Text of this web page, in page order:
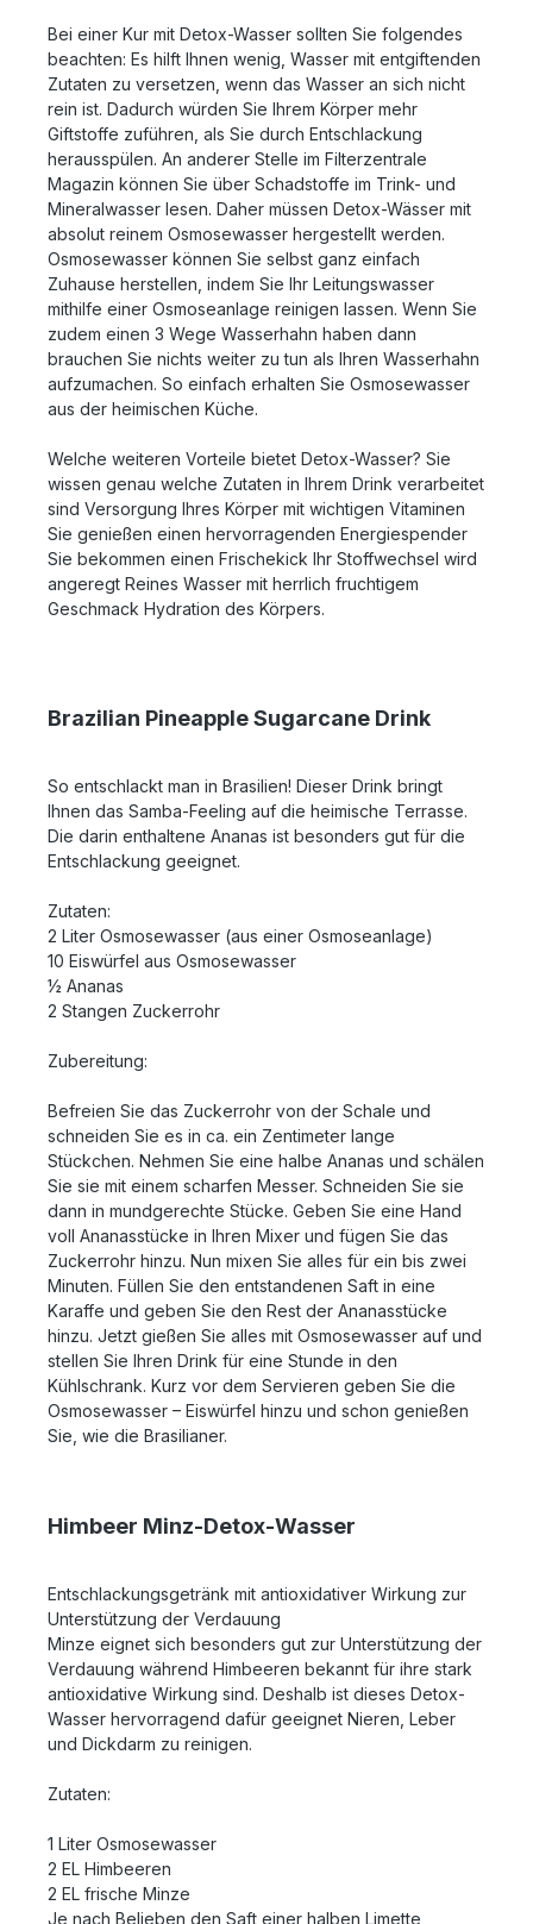
Bei einer Kur mit Detox-Wasser sollten Sie folgendes
beachten: Es hilft Ihnen wenig, Wasser mit entgiftenden
Zutaten zu versetzen, wenn das Wasser an sich nicht
rein ist. Dadurch würden Sie Ihrem Körper mehr
Giftstoffe zuführen, als Sie durch Entschlackung
herausspülen. An anderer Stelle im Filterzentrale
Magazin können Sie über Schadstoffe im Trink- und
Mineralwasser lesen. Daher müssen Detox-Wässer mit
absolut reinem Osmosewasser hergestellt werden.
Osmosewasser können Sie selbst ganz einfach
Zuhause herstellen, indem Sie Ihr Leitungswasser
mithilfe einer Osmoseanlage reinigen lassen. Wenn Sie
zudem einen 3 Wege Wasserhahn haben dann
brauchen Sie nichts weiter zu tun als Ihren Wasserhahn
aufzumachen. So einfach erhalten Sie Osmosewasser
aus der heimischen Küche.
Welche weiteren Vorteile bietet Detox-Wasser? Sie
wissen genau welche Zutaten in Ihrem Drink verarbeitet
sind Versorgung Ihres Körper mit wichtigen Vitaminen
Sie genießen einen hervorragenden Energiespender
Sie bekommen einen Frischekick Ihr Stoffwechsel wird
angeregt Reines Wasser mit herrlich fruchtigem
Geschmack Hydration des Körpers.
Brazilian Pineapple Sugarcane Drink
So entschlackt man in Brasilien! Dieser Drink bringt
Ihnen das Samba-Feeling auf die heimische Terrasse.
Die darin enthaltene Ananas ist besonders gut für die
Entschlackung geeignet.
Zutaten:
2 Liter Osmosewasser (aus einer Osmoseanlage)
10 Eiswürfel aus Osmosewasser
½ Ananas
2 Stangen Zuckerrohr
Zubereitung:
Befreien Sie das Zuckerrohr von der Schale und
schneiden Sie es in ca. ein Zentimeter lange
Stückchen. Nehmen Sie eine halbe Ananas und schälen
Sie sie mit einem scharfen Messer. Schneiden Sie sie
dann in mundgerechte Stücke. Geben Sie eine Hand
voll Ananasstücke in Ihren Mixer und fügen Sie das
Zuckerrohr hinzu. Nun mixen Sie alles für ein bis zwei
Minuten. Füllen Sie den entstandenen Saft in eine
Karaffe und geben Sie den Rest der Ananasstücke
hinzu. Jetzt gießen Sie alles mit Osmosewasser auf und
stellen Sie Ihren Drink für eine Stunde in den
Kühlschrank. Kurz vor dem Servieren geben Sie die
Osmosewasser – Eiswürfel hinzu und schon genießen
Sie, wie die Brasilianer.
Himbeer Minz-Detox-Wasser
Entschlackungsgetränk mit antioxidativer Wirkung zur
Unterstützung der Verdauung
Minze eignet sich besonders gut zur Unterstützung der
Verdauung während Himbeeren bekannt für ihre stark
antioxidative Wirkung sind. Deshalb ist dieses Detox-
Wasser hervorragend dafür geeignet Nieren, Leber
und Dickdarm zu reinigen.
Zutaten:
1 Liter Osmosewasser
2 EL Himbeeren
2 EL frische Minze
Je nach Belieben den Saft einer halben Limette